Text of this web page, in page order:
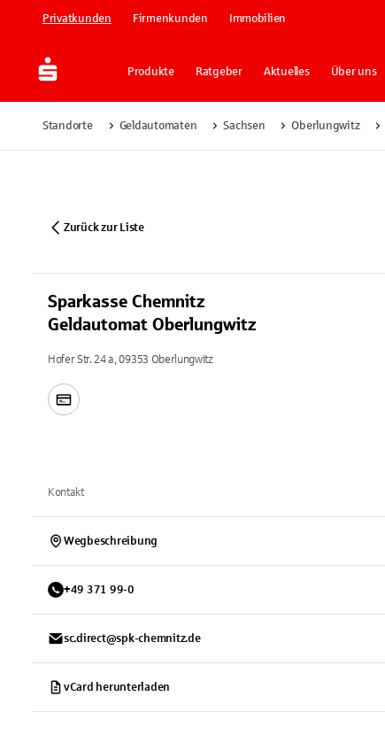
Privatkunden Firmenkunden Immobilien
Produkte Ratgeber Aktuelles Über uns
Standorte Geldautomaten Sachsen Oberlungwitz
Zurück zur Liste
Sparkasse Chemnitz
Geldautomat Oberlungwitz
Hofer Str. 24 a, 09353 Oberlungwitz
Kontakt
Wegbeschreibung
+49 371 99-0
sc.direct@spk-chemnitz.de
vCard herunterladen